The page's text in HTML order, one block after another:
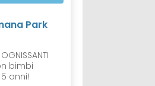
Park
bimbi
5 anni!